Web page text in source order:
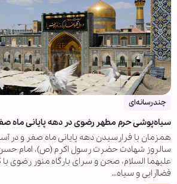
چندرسانه‌ای
سیاه‌پوشی حرم مطهر رضوی در دهه پایانی ماه
همزمان با فرارسیدن دهه پایانی ماه صفر و در
سالروز شهادت حضرت رسول اکرم (ص)، امام حسن
علیهما السلام، صحن و سرای بارگاه منور رضوی
فضاآرایی و سیاه…